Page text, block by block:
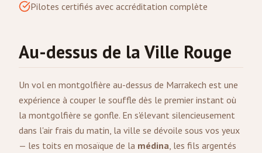
Pilotes certifiés avec accréditation complète
Au-dessus de la Ville Rouge
Un vol en montgolfière au-dessus de Marrakech est une
expérience à couper le souffle dès le premier instant où
la montgolfière se gonfle. En s'élevant silencieusement
dans l'air frais du matin, la ville se dévoile sous vos yeux
— les toits en mosaïque de la médina, les fils argentés